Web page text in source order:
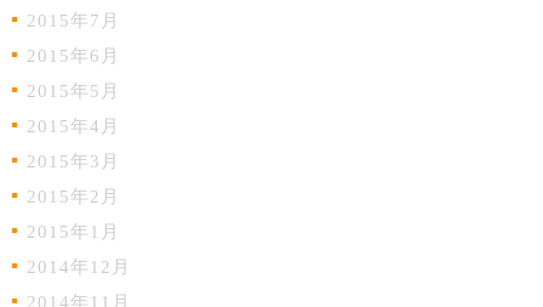
2015年7月
2015年6月
2015年5月
2015年4月
2015年3月
2015年2月
2015年1月
2014年12月
2014年11月